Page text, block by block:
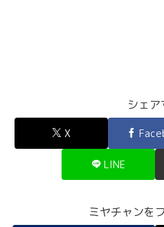
シェア
X
LINE
ミヤチャンを